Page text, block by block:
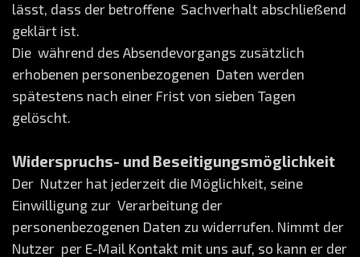
lässt, dass der betroffene Sachverhalt abschließend
geklärt ist.
Die während des Absendevorgangs zusätzlich
erhobenen personenbezogenen Daten werden
spätestens nach einer Frist von sieben Tagen
gelöscht.
Widerspruchs- und Beseitigungsmöglichkeit
Der Nutzer hat jederzeit die Möglichkeit, seine
Einwilligung zur Verarbeitung der
personenbezogenen Daten zu widerrufen. Nimmt der
Nutzer per E-Mail Kontakt mit uns auf, so kann er der